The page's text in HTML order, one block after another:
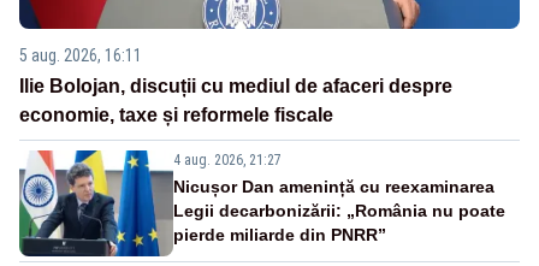
5 aug. 2026, 16:11
Ilie Bolojan, discuții cu mediul de afaceri despre
economie, taxe și reformele fiscale
4 aug. 2026, 21:27
Nicușor Dan amenință cu reexaminarea
Legii decarbonizării: „România nu poate
pierde miliarde din PNRR”